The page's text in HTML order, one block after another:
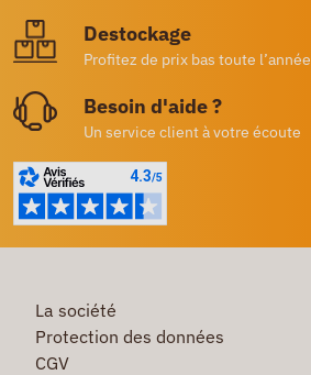
Destockage
Profitez de prix bas toute l’année
Besoin d'aide ?
Un service client à votre écoute
La société
Protection des données
CGV